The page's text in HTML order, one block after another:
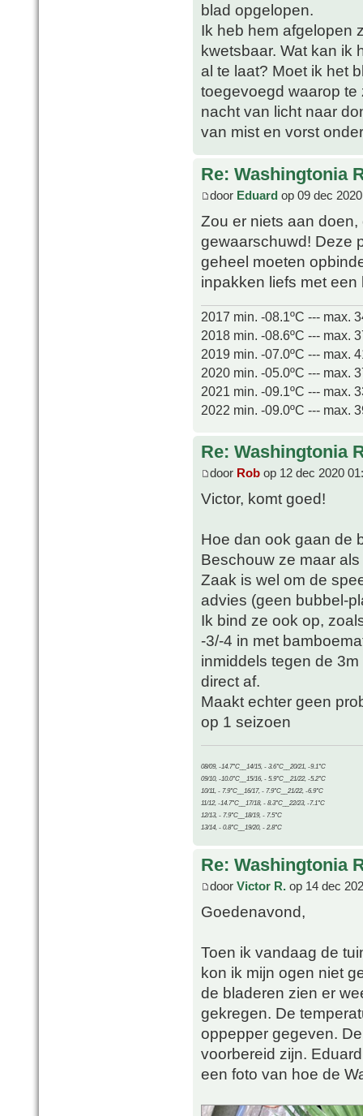
blad opgelopen.
Ik heb hem afgelopen
kwetsbaar. Wat kan ik
al te laat? Moet ik het
toegevoegd waarop te
nacht van licht naar
van mist en vorst
Re: Washingtonia
door Eduard op 09 dec
Zou er niets aan
gewaarschuwd! Deze
geheel moeten
inpakken liefs met
2017 min. -08.1ºC --- max.
2018 min. -08.6ºC --- max.
2019 min. -07.0ºC --- max.
2020 min. -05.0ºC --- max.
2021 min. -09.1ºC --- max.
2022 min. -09.0ºC --- max.
Re: Washingtonia
door Rob op 12 dec 2020
Victor, komt goed!
Hoe dan ook gaan de
Beschouw ze maar
Zaak is wel om de
advies (geen bubbel-
Ik bind ze ook op,
-3/-4 in met
inmiddels tegen de
direct af.
Maakt echter geen
op 1 seizoen
08/09, -14.7°C__14/15, - 3.6°C__20/21, -9.1°C
09/10, -10.0°C__15/16, - 5.9°C__21/22, -5.2°C
10/11, - 7.9°C__16/17, - 7.9°C__21/22, -6.9°C
11/12, -14.7°C__17/18, - 8.3°C__22/23, -7.1°C
12/13, - 7.9°C__18/19, - 7.5°C
13/14, - 0.8°C__19/20, - 2.8°C
Re: Washingtonia
door Victor R. op 14 dec
Goedenavond,
Toen ik vandaag de
kon ik mijn ogen niet
de bladeren zien er
gekregen. De
oppepper gegeven.
voorbereid zijn.
een foto van hoe de